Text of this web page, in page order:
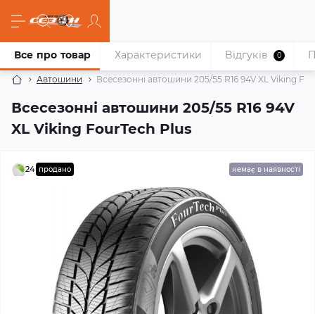
Автошини Всесезонні автошини 205/55 R16 94V XL Viking
Всесезонні автошини 205/55 R16 94V
XL Viking FourTech Plus
Все про товар Характеристики Відгуків 0
24 продано немає в наявності